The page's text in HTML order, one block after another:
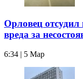
Орловец
вреда за
6:34 | 5 Мар